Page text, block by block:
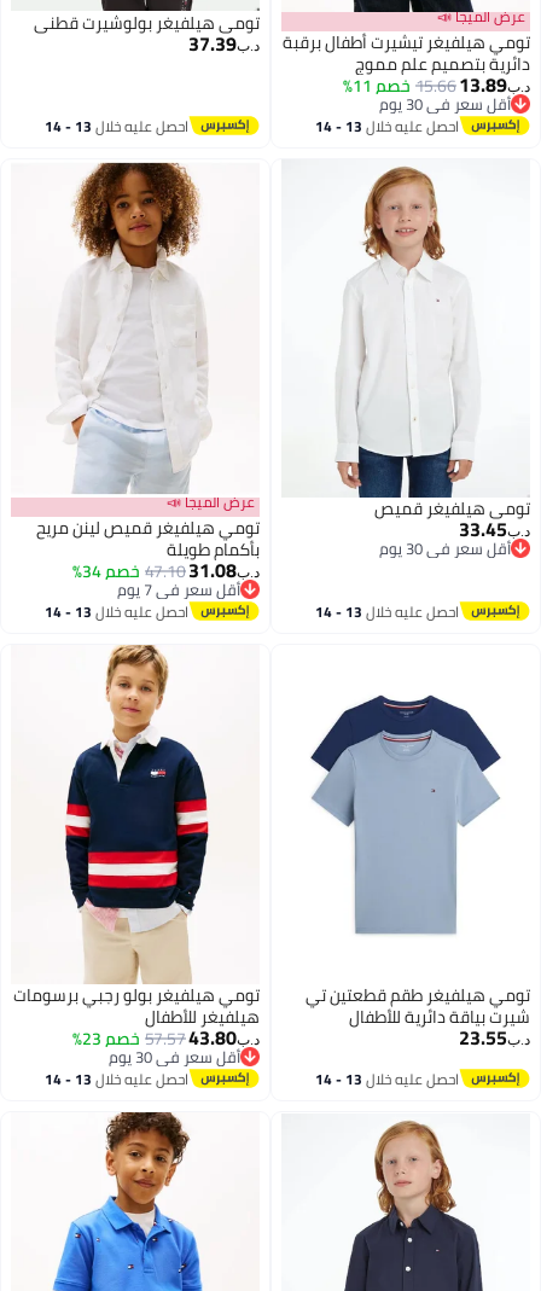
عرض الميجا 📣
تومي هيلفيغر تيشيرت أطفال برقبة
دائرية بتصميم علم مموج
د.ب‏13.89
15.66خصم 11%
أقل سعر في 30 يوم
أقل سعر في 30 يوماحصل عليه خلال 13 - 14
اغسطس
تومي هيلفيغر بولوشيرت قطني
د.ب‏37.39
احصل عليه خلال 13 - 14
اغسطس
تومي هيلفيغر قميص
د.ب‏33.45
أقل سعر في 30 يوم
احصل عليه خلال 13 - 14
عرض الميجا 📣
تومي هيلفيغر قميص لينن مريح
بأكمام طويلة
د.ب‏31.08
47.10خصم 34%
أقل سعر في 7 يوم
أقل سعر في 7 يوماحصل عليه خلال 13 - 14
تومي هيلفيغر طقم قطعتين تي
شيرت بياقة دائرية للأطفال
د.ب‏23.55
احصل عليه خلال 13 - 14
تومي هيلفيغر بولو رجبي برسومات
هيلفيغر للأطفال
د.ب‏43.80
57.57خصم 23%
أقل سعر في 30 يوم
أقل سعر في 30 يوماحصل عليه خلال 13 - 14